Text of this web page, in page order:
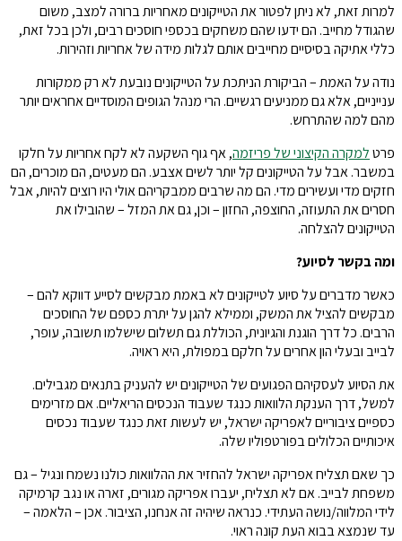
למרות זאת, לא ניתן לפטור את הטייקונים מאחריות ברורה למצב, משום
שהגודל מחייב. הם ידעו שהם משחקים בכספי חוסכים רבים, ולכן בכל זאת,
כללי אתיקה בסיסיים מחייבים אותם לגלות מידה של אחריות וזהירות.
נודה על האמת – הביקורת הניתכת על הטייקונים נובעת לא רק ממקורות
ענייניים, אלא גם ממניעים רגשיים. הרי מנהל הגופים המוסדיים אחראים יותר
מהם למה שהתרחש.
פרטלמקרה הקיצוני של פריזמה, אף גוף השקעה לא לקח אחריות על חלקו
במשבר. אבל על הטייקונים קל יותר לשים אצבע. הם מעטים, הם מוכרים, הם
חזקים מדי ועשירים מדי. הם מה שרבים ממבקריהם אולי היו רוצים להיות, אבל
חסרים את התעוזה, החוצפה, החזון – וכן, גם את המזל – שהובילו את
הטייקונים להצלחה.
ומה בקשר לסיוע?
כאשר מדברים על סיוע לטייקונים לא באמת מבקשים לסייע דווקא להם –
מבקשים להציל את המשק, וממילא להגן על יתרת כספם של החוסכים
הרבים. כל דרך הוגנת והגיונית, הכוללת גם תשלום שישלמו תשובה, עופר,
לבייב ובעלי הון אחרים על חלקם במפולת, היא ראויה.
את הסיוע לעסקיהם הפגועים של הטייקונים יש להעניק בתנאים מגבילים.
למשל, דרך הענקת הלוואות כנגד שעבוד הנכסים הריאליים. אם מזרימים
כספיים ציבוריים לאפריקה ישראל, יש לעשות זאת כנגד שעבוד נכסים
איכותיים הכלולים בפורטפוליו שלה.
כך שאם תצליח אפריקה ישראל להחזיר את ההלוואות כולנו נשמח ונגיל – גם
משפחת לבייב. אם לא תצליח, יעברו אפריקה מגורים, זארה או נגב קרמיקה
לידי המלווה/נושה העתידי. כנראה שיהיה זה אנחנו, הציבור. אכן – הלאמה –
עד שנמצא בבוא העת קונה ראוי.